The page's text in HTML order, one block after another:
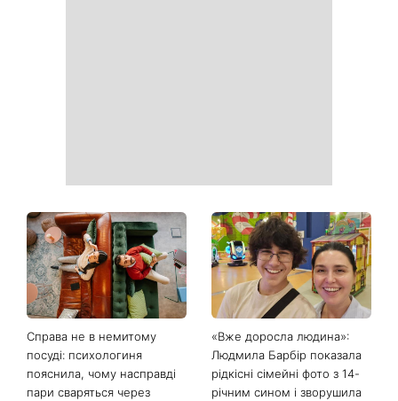
Справа не в немитому
посуді: психологиня
пояснила, чому насправді
пари сваряться через
«Вже доросла людина»:
Людмила Барбір показала
рідкісні сімейні фото з 14-
річним сином і зворушила